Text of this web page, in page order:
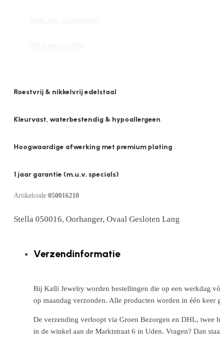
Roestvrij & nikkelvrij edelstaal
Kleurvast, waterbestendig & hypoallergeen
Hoogwaardige afwerking met premium plating
1 jaar garantie (m.u.v. specials)
Artikelcode 050016210
Stella 050016, Oorhanger, Ovaal Gesloten Lang
Verzendinformatie
Bij Kalli Jewelry worden bestellingen die op een werkdag
op maandag verzonden. Alle producten worden in één
De verzending verloopt via Groen Bezorgen en DHL, twee
in de winkel aan de Marktstraat 6 in Uden. Vragen? Dan